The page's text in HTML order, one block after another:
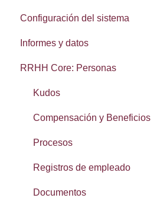
Procesos
Delegación de procesos
Configuración de usuario
Navegación
Calendarios
Lista de contactos
Reseñas
SMS
Configuración del sistema
Administración del sistema
Integraciones: Webhooks
Informes y datos
Brecha salarial de género
Búsqueda, conjuntos y
Exportación de datos
RRHH Core: Personas
Kudos
Compensación y Beneficios
Procesos
Registros de empleado
Documentos